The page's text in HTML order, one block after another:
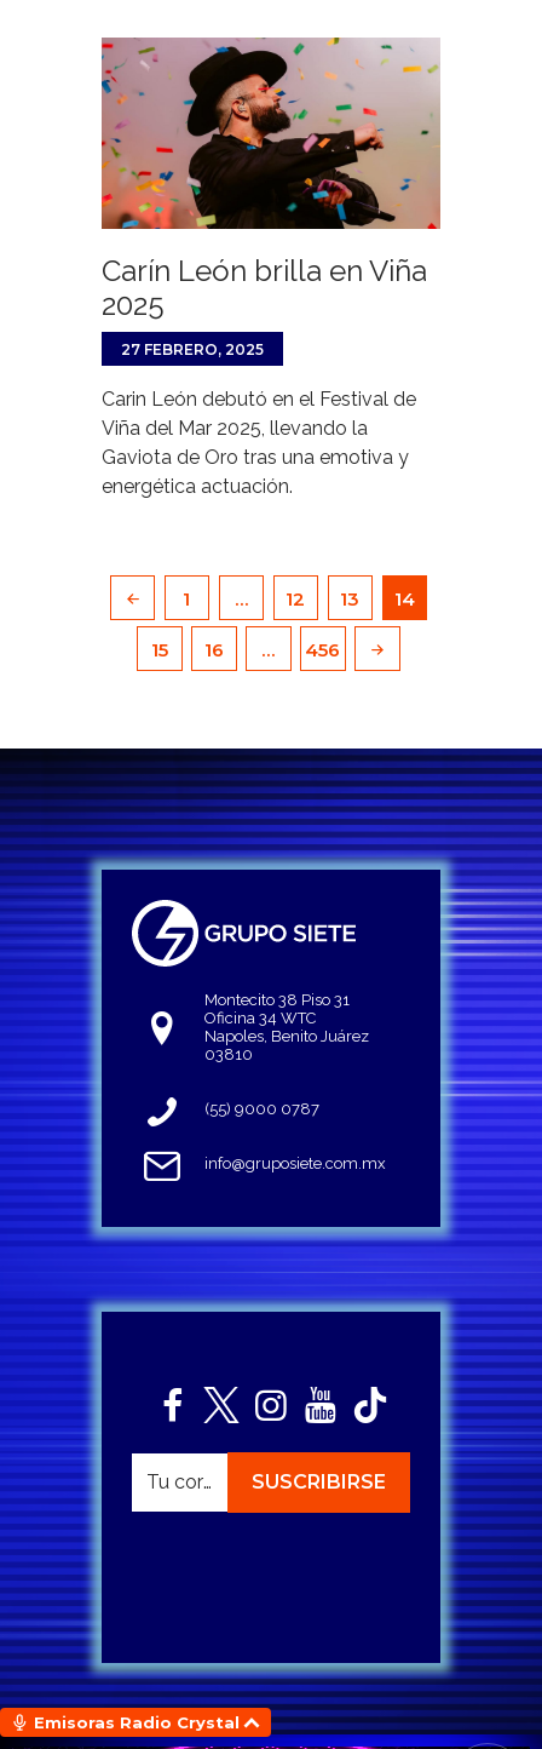
Carín León brilla en Viña
2025
27 FEBRERO, 2025
Carin León debutó en el Festival de
Viña del Mar 2025, llevando la
Gaviota de Oro tras una emotiva y
energética actuación.
Paginación
de
entradas
<
PAGE
1 … PAGE
12 PAGE
13 PAGE
14
PAGE
15 PAGE
16 … PAGE
456
Montecito 38 Piso 31
Oficina 34 WTC
Napoles, Benito Juárez
03810
(55) 9000 0787
info@gruposiete.com.mx
Emisoras Radio Crystal